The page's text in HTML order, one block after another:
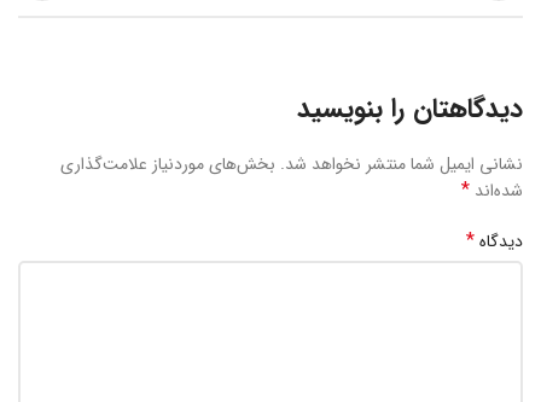
دیدگاهتان را بنویسید
نشانی ایمیل شما منتشر نخواهد شد. بخش‌های موردنیاز علامت‌گذاری
شده‌اند *
دیدگاه*